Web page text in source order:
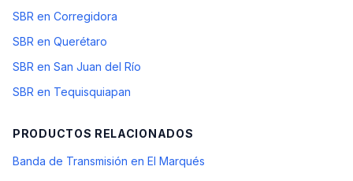
SBR en Corregidora
SBR en Querétaro
SBR en San Juan del Río
SBR en Tequisquiapan
PRODUCTOS RELACIONADOS
Banda de Transmisión en El Marqués